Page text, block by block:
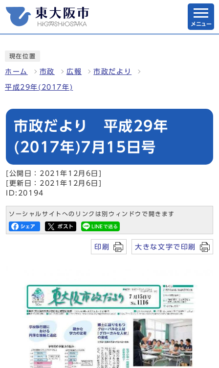
メニュー
現在位置
ホーム 市政 広報 市政だより
平成29年(2017年)
市政だより 平成29年
(2017年)7月15日号
[公開日：2021年12月6日]
[更新日：2021年12月6日]
ID:20194
ソーシャルサイトへのリンクは別ウィンドウで開きます
印刷 大きな文字で印刷